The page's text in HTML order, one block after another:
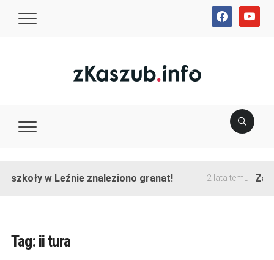
facebookyoutube
w Leźnie znaleziono granat! 2 lata temu
Tag: ii tura